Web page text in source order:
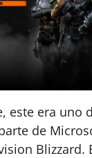
este era uno
de
Blizzard.